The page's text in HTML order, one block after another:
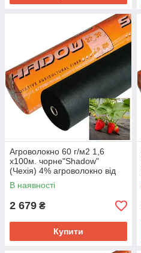
Агроволокно 60 г/м2 1,6
х100м. чорне"Shadow"
(Чехія) 4% агроволокно від
виробника
В наявності
2 679 ₴
Купити